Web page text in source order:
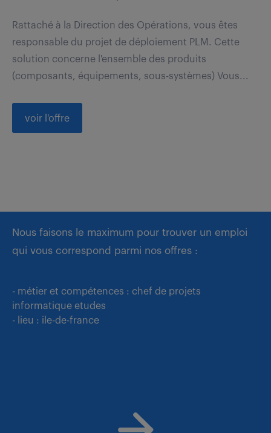
Rattaché à la Direction des Opérations, vous êtes
responsable du projet de déploiement PLM. Cette
solution concerne l'ensemble des produits
(composants, équipements, sous-systèmes) Vous...
voir l'offre
Nous faisons le maximum pour trouver un emploi
qui vous correspond parmi nos offres :
- métier et compétences : chef de projets
informatique etudes
- lieu : ile-de-france